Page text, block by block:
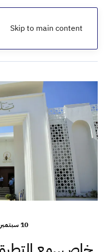
Skip to main content
الرئيسية
10 سبتمبر 2023